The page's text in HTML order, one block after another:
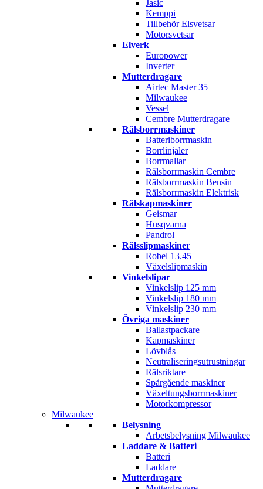
Jasic
Kemppi
Tillbehör Elsvetsar
Motorsvetsar
Elverk
Europower
Inverter
Mutterdragare
Airtec Master 35
Milwaukee
Vessel
Cembre Mutterdragare
Rälsborrmaskiner
Batteriborrmaskin
Borrlinjaler
Borrmallar
Rälsborrmaskin Cembre
Rälsborrmaskin Bensin
Rälsborrmaskin Elektrisk
Rälskapmaskiner
Geismar
Husqvarna
Pandrol
Rälsslipmaskiner
Robel 13.45
Växelslipmaskin
Vinkelslipar
Vinkelslip 125 mm
Vinkelslip 180 mm
Vinkelslip 230 mm
Övriga maskiner
Ballastpackare
Kapmaskiner
Lövblås
Neutraliseringsutrustningar
Rälsriktare
Spårgående maskiner
Växeltungsborrmaskiner
Motorkompressor
Milwaukee
Belysning
Arbetsbelysning Milwaukee
Laddare & Batteri
Batteri
Laddare
Mutterdragare